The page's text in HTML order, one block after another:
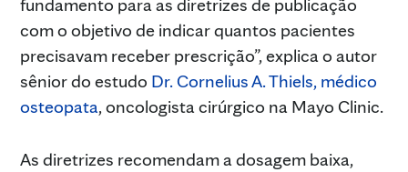
fundamento para as diretrizes de publicação
com o objetivo de indicar quantos pacientes
precisavam receber prescrição”, explica o autor
sênior do estudo Dr. Cornelius A. Thiels, médico
osteopata, oncologista cirúrgico na Mayo Clinic.
As diretrizes recomendam a dosagem baixa,